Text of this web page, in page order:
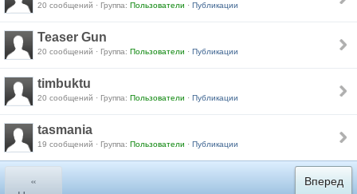
20 сообщений · Группа: Пользователи · Публикации
Teaser Gun
20 сообщений · Группа: Пользователи · Публикации
timbuktu
20 сообщений · Группа: Пользователи · Публикации
tasmania
19 сообщений · Группа: Пользователи · Публикации
«
Вперед